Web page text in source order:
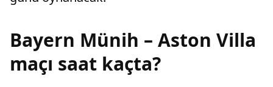
Bayern Münih – Aston Villa
maçı saat kaçta?